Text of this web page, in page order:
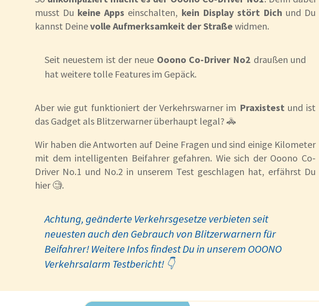
musst Du keine Apps einschalten, kein Display stört Dich und Du
kannst Deinevolle Aufmerksamkeit der Straße widmen.
Seit neuestem ist der neue Ooono Co-Driver No2 draußen und
hat weitere tolle Features im Gepäck.
Aber wie gut funktioniert der Verkehrswarner im Praxistest und ist
das Gadget als Blitzerwarner überhaupt legal? 🚓
Wir haben die Antworten auf Deine Fragen und sind einige Kilometer
mit dem intelligenten Beifahrer gefahren. Wie sich der Ooono Co-
Driver No.1 und No.2 in unserem Test geschlagen hat, erfährst Du
hier 🧐.
Achtung, geänderte Verkehrsgesetze verbieten seit
neuesten auch den Gebrauch von Blitzerwarnern für
Beifahrer! Weitere Infos findest Du in unserem OOONO
Verkehrsalarm Testbericht! 👇